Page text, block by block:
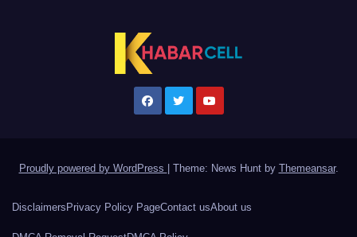
Proudly powered by WordPress Theme: News Hunt by Themeansar.
DisclaimersPrivacy Policy PageContact usAbout us